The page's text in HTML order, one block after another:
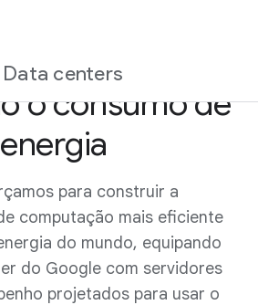
Data centersa Internet
o consumo de
energia
para construir a
computação mais eficiente
do mundo, equipando
do Google com servidores
projetados para usar o